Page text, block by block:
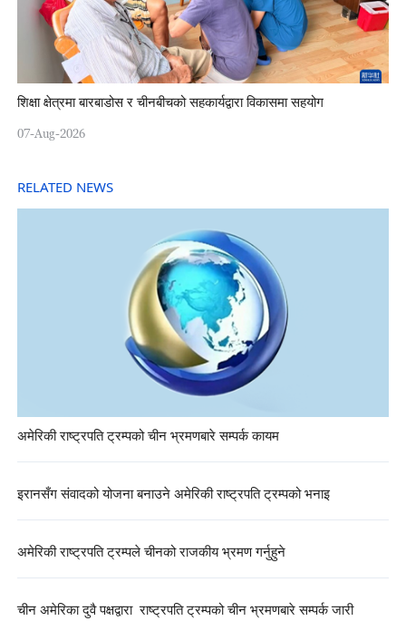
शिक्षा क्षेत्रमा बारबाडोस र चीनबीचको सहकार्यद्वारा विकासमा सहयोग
07-Aug-2026
RELATED NEWS
अमेरिकी राष्ट्रपति ट्रम्पको चीन भ्रमणबारे सम्पर्क कायम
इरानसँग संवादको योजना बनाउने अमेरिकी राष्ट्रपति ट्रम्पको भनाइ
अमेरिकी राष्ट्रपति ट्रम्पले चीनको राजकीय भ्रमण गर्नुहुने
चीन अमेरिका दुवै पक्षद्वारा राष्ट्रपति ट्रम्पको चीन भ्रमणबारे सम्पर्क जारी